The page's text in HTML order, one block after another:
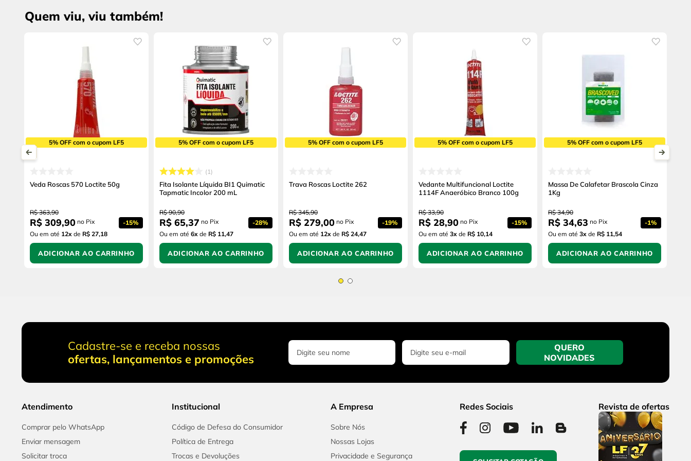
Quem viu, viu também!
5% OFF com o cupom LF5
Veda Roscas 570 Loctite 50g
R$ 363,90
R$ 309,90 no Pix -15%
Ou em até 12x de R$ 27,18
ADICIONAR AO CARRINHO
5% OFF com o cupom LF5
1
Fita Isolante Líquida BI1 Quimatic
Tapmatic Incolor 200 mL
R$ 90,90
R$ 65,37 no Pix -28%
Ou em até 6x de R$ 11,47
ADICIONAR AO CARRINHO
5% OFF com o cupom LF5
Trava Roscas Loctite 262
R$ 345,90
R$ 279,00 no Pix -19%
Ou em até 12x de R$ 24,47
ADICIONAR AO CARRINHO
5% OFF com o cupom LF5
Vedante Multifuncional Loctite
1114F Anaeróbico Branco 100g
R$ 33,90
R$ 28,90 no Pix -15%
Ou em até 3x de R$ 10,14
ADICIONAR AO CARRINHO
5% OFF com o cupom LF5
Massa De Calafetar Brascola Cinza
1Kg
R$ 34,90
R$ 34,63 no Pix -1%
Ou em até 3x de R$ 11,54
ADICIONAR AO CARRINHO
Cadastre-se e receba nossas
ofertas, lançamentos e promoções
QUERO
NOVIDADES
Atendimento
Comprar pelo WhatsApp
Enviar mensagem
Solicitar troca
Institucional
Código de Defesa do Consumidor
Política de Entrega
Trocas e Devoluções
A Empresa
Sobre Nós
Nossas Lojas
Privacidade e Segurança
Redes Sociais Revista de ofertas